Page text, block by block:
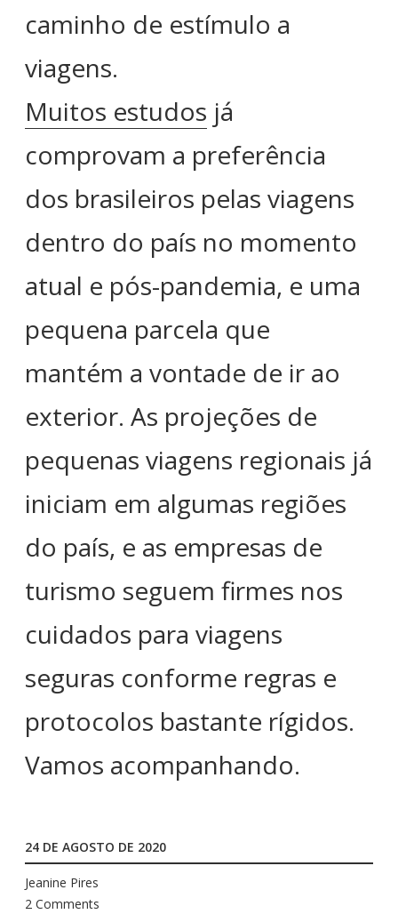
caminho de estímulo a
viagens.
Muitos estudos já
comprovam a preferência
dos brasileiros pelas viagens
dentro do país no momento
atual e pós-pandemia, e uma
pequena parcela que
mantém a vontade de ir ao
exterior. As projeções de
pequenas viagens regionais já
iniciam em algumas regiões
do país, e as empresas de
turismo seguem firmes nos
cuidados para viagens
seguras conforme regras e
protocolos bastante rígidos.
Vamos acompanhando.
24 DE AGOSTO DE 2020
Jeanine Pires
2 Comments